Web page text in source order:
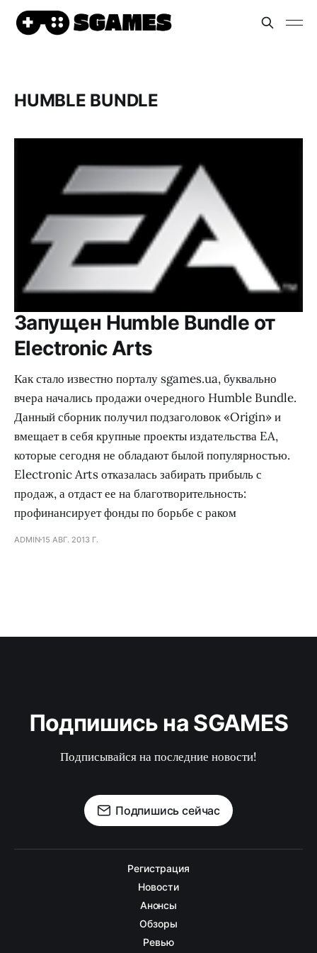
HUMBLE BUNDLE
Запущен Humble Bundle от
Electronic Arts
Как стало известно порталу sgames.ua, буквально
вчера начались продажи очередного Humble Bundle.
Данный сборник получил подзаголовок «Origin» и
вмещает в себя крупные проекты издательства EA,
которые сегодня не обладают былой популярностью.
Electronic Arts отказалась забирать прибыль с
продаж, а отдаст ее на благотворительность:
профинансирует фонды по борьбе с раком
ADMIN15 АВГ. 2013 Г.
Подпишись на SGAMES
Подписывайся на последние новости!
Подпишись сейчас
Регистрация
Новости
Анонсы
Обзоры
Ревью